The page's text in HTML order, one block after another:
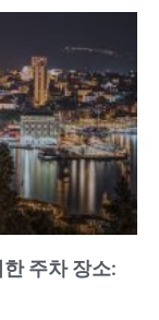
주차 장소: